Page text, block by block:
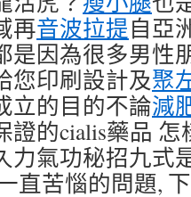
再音波拉提自亞
是因為很多男性
您印刷設計及聚
立的目的不論減
證的cialis藥品
力氣功秘招九式
直苦惱的問題,